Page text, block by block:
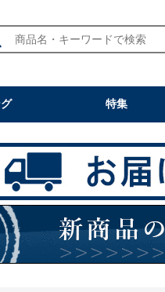
特集